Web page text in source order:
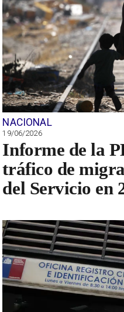
NACIONAL
19/06/2026
Informe de la
tráfico de
del Servicio en